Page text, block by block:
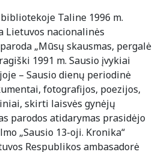
Taline 1996 m.
Lietuvos nacionalinės
„Mūsų skausmas, pergalė
1991 m. Sausio įvykiai
– Sausio dienų periodinė
fotografijos, poezijos,
skirti laisvės gynėjų
parodos atidarymas prasidėjo
„Sausio 13-oji. Kronika“
Respublikos ambasadorė